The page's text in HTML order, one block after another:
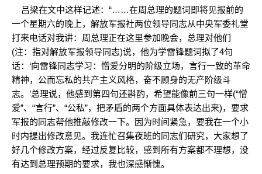
吕梁在文中这样记述：“……在周总理的题词即将见报前的
一个星期六的晚上，解放军报社两位领导同志从中央军委礼堂
打来电话对我讲：周总理正在这里参加晚会，总理对他们
(注：指对解放军报领导同志)说，他为学雷锋题词拟了4句
话：‘向雷锋同志学习：憎爱分明的阶级立场，言行一致的革命
精神，公而忘私的共产主义风格，奋不顾身的无产阶级斗
志。’总理说，他感到第四句还斟酌，希望能像前三句一样(“憎
爱”、“言行”、“公私”，把矛盾的两个方面具体表达出来)，要求
军报的同志帮他推敲修改一下。因为时间紧急，要我在一个小
时内提出修改意见。我连忙召集夜班的同志们研究，大家想了
好几个修改方案，经过反复比较，感到所有方案都不理想，没
有达到总理预期的要求，我也深感惭愧。